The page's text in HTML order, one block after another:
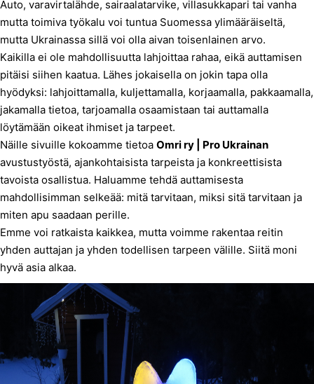
Auto, varavirtalähde, sairaalatarvike, villasukkapari tai vanha
mutta toimiva työkalu voi tuntua Suomessa ylimääräiseltä,
mutta Ukrainassa sillä voi olla aivan toisenlainen arvo.
Kaikilla ei ole mahdollisuutta lahjoittaa rahaa, eikä auttamisen
pitäisi siihen kaatua. Lähes jokaisella on jokin tapa olla
hyödyksi: lahjoittamalla, kuljettamalla, korjaamalla, pakkaamalla,
jakamalla tietoa, tarjoamalla osaamistaan tai auttamalla
löytämään oikeat ihmiset ja tarpeet.
Näille sivuille kokoamme tietoa Omri ry | Pro Ukrainan
avustustyöstä, ajankohtaisista tarpeista ja konkreettisista
tavoista osallistua. Haluamme tehdä auttamisesta
mahdollisimman selkeää: mitä tarvitaan, miksi sitä tarvitaan ja
miten apu saadaan perille.
Emme voi ratkaista kaikkea, mutta voimme rakentaa reitin
yhden auttajan ja yhden todellisen tarpeen välille. Siitä moni
hyvä asia alkaa.